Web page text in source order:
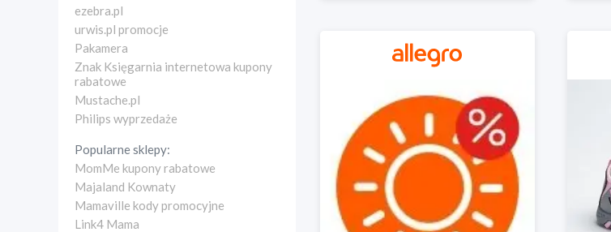
ezebra.pl
urwis.pl promocje
Pakamera
Znak Księgarnia internetowa kupony
rabatowe
Mustache.pl
Philips wyprzedaże
Popularne sklepy:
MomMe kupony rabatowe
Majaland Kownaty
Mamaville kody promocyjne
Link4 Mama